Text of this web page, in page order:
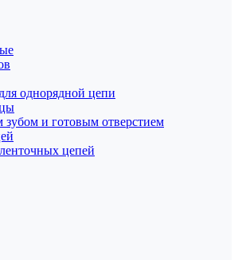
однорядной цепи
зубом и готовым отверстием
цепей